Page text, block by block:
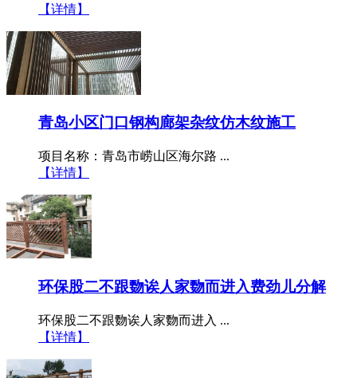
【详情】
青岛小区门口钢构廊架杂纹仿木纹施工
项目名称：青岛市崂山区海尔路 ...
【详情】
环保股二不跟覅诶人家覅而进入费劲儿分解
环保股二不跟覅诶人家覅而进入 ...
【详情】